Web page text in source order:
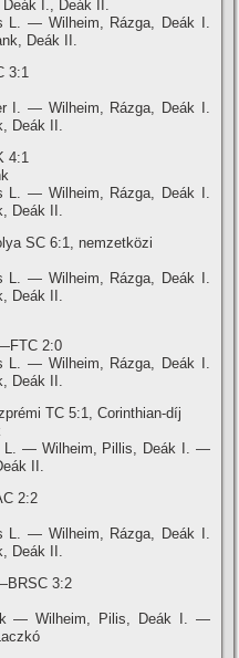
I., Deák II.
— Wilheim, Rázga, Deák I.
Deák II.
3:1
I. — Wilheim, Rázga, Deák I.
Deák II.
4:1
— Wilheim, Rázga, Deák I.
Deák II.
SC 6:1, nemzetközi
— Wilheim, Rázga, Deák I.
Deák II.
2:0
— Wilheim, Rázga, Deák I.
Deák II.
TC 5:1, Corinthian-dí­j
L. — Wilheim, Pillis, Deák I. —
II.
2:2
— Wilheim, Rázga, Deák I.
Deák II.
3:2
— Wilheim, Pilis, Deák I. —